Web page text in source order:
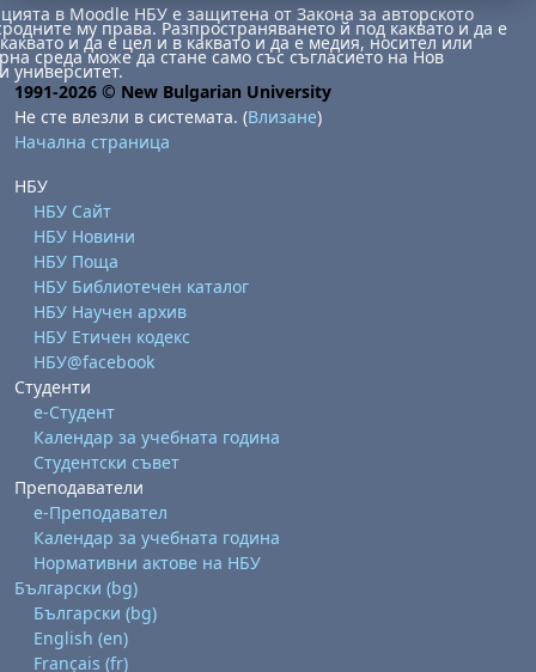
в Moodle НБУ е защитена от Закона за авторското
му права. Разпространяването й под каквато и да е
и да е цел и в каквато и да е медия, носител или
среда може да стане само със съгласието на Нов
университет.
1991-2026 © New Bulgarian University
Не сте влезли в системата. (Влизане)
Начална страница
НБУ
НБУ Сайт
НБУ Новини
НБУ Поща
НБУ Библиотечен каталог
НБУ Научен архив
НБУ Етичен кодекс
НБУ@facebook
Студенти
е-Студент
Календар за учебната година
Студентски съвет
Преподаватели
е-Преподавател
Календар за учебната година
Нормативни актове на НБУ
Български ‎(bg)‎
Български ‎(bg)‎
English ‎(en)‎
Français ‎(fr)‎